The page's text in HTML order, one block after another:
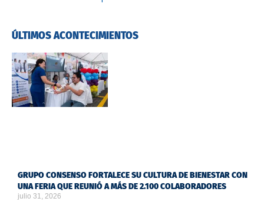
ÚLTIMOS ACONTECIMIENTOS
GRUPO CONSENSO FORTALECE SU CULTURA DE BIENESTAR CON
UNA FERIA QUE REUNIÓ A MÁS DE 2.100 COLABORADORES
julio 31, 2026